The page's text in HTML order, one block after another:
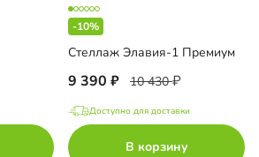
-10%
Стеллаж Элавия-1 Премиум
9 390 10 430
Доступно для доставки
В корзину